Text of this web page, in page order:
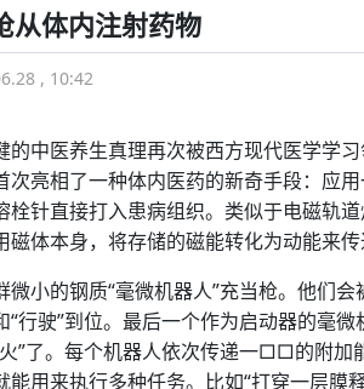
从体内注射药物
, 10:42
的中医养生真理再次被西方现代医学学
次亮相了一种体内医药的新奇手段：应
栓针直接打入患病组织。类似于电磁轨
体本身，将存储的磁能转化为动能来传
微小的钢质“毫微机器人”充当枪。他们
“行驶”到位。最后一个作为启动器的毫
”了。每个机器人依次传递一□□的附加
用来执行多种任务。比如“打穿一层膜